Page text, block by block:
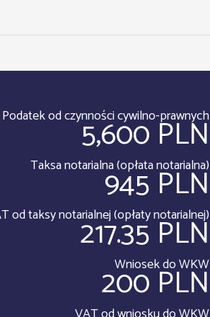
Podatek od czynności cywilno-prawnych
5,600 PLN
Taksa notarialna (opłata notarialna)
945 PLN
od taksy notarialnej (opłaty notarialnej)
217.35 PLN
Wniosek do WKW
200 PLN